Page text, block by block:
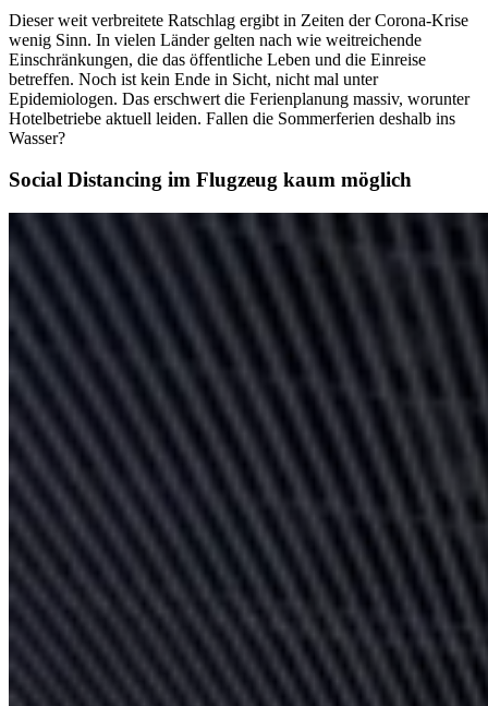
Dieser weit verbreitete Ratschlag ergibt in Zeiten der Corona-Krise
wenig Sinn. In vielen Länder gelten nach wie weitreichende
Einschränkungen, die das öffentliche Leben und die Einreise
betreffen. Noch ist kein Ende in Sicht, nicht mal unter
Epidemiologen. Das erschwert die Ferienplanung massiv, worunter
Hotelbetriebe aktuell leiden. Fallen die Sommerferien deshalb ins
Wasser?
Social Distancing im Flugzeug kaum möglich